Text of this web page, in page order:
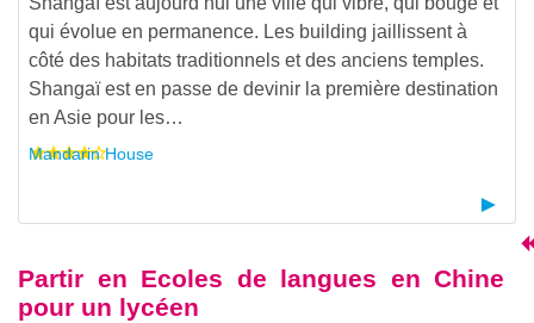
qui évolue en permanence. Les building jaillissent à
côté des habitats traditionnels et des anciens temples.
Shangaï est en passe de devinir la première destination
en Asie pour les…
Mandarin House
Partir en Ecoles de langues en Chine
pour un lycéen